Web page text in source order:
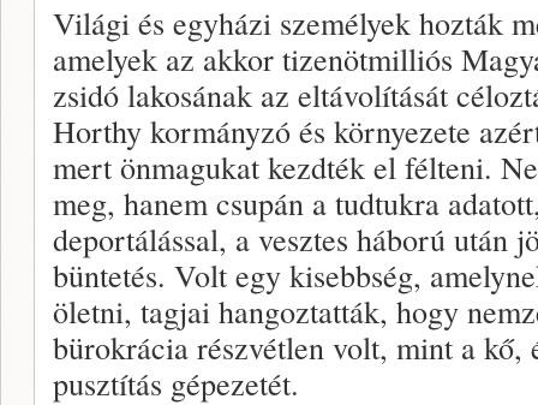
Világi és egyházi személyek hozták
amelyek az akkor tizenötmilliós
zsidó lakosának az eltávolítását
Horthy kormányzó és környezete
mert önmagukat kezdték el félteni.
meg, hanem csupán a tudtukra
deportálással, a vesztes háború után
büntetés. Volt egy kisebbség,
öletni, tagjai hangoztatták, hogy
bürokrácia részvétlen volt, mint a kő,
pusztítás gépezetét.